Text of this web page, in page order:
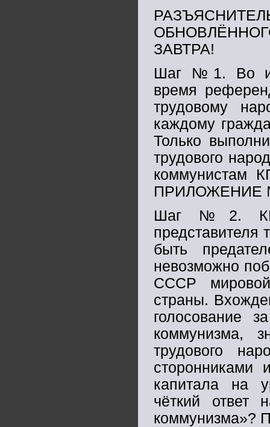
ЗАВТРА!
Шаг №1. Во
время
трудовому
каждому
Только
трудового
коммунистам
ПРИЛОЖЕНИЕ
Шаг №2.
представителя
быть
невозможно
СССР
страны.
голосование
коммунизма,
трудового
сторонниками
капитала на
чёткий ответ